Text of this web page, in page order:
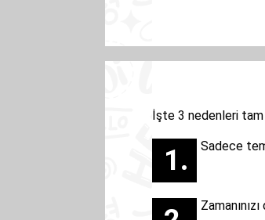
İşte 3 nedenleri
Sadece